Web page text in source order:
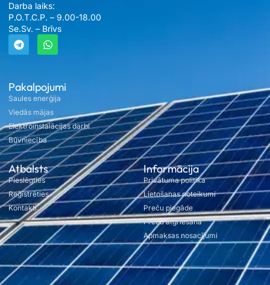
Pakalpojumi
Saules enerģija
Viedās mājas
Elektroinstalācijas darbi
Būvniecība
Atbalsts
Pieslēgties
Reģistrēties
Kontakti
Informācija
Privātuma politika
Lietošanas noteikumi
Preču piegāde
Preču atgriešana
Apmaksas nosacījumi
Darba laiks:
P.O.T.C.P. – 9.00-18.00
Se.Sv. – Brīvs